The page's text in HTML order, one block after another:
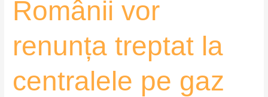
Românii vor
renunța treptat la
centralele pe gaz
iar
combustibilii
vor
–
VoxQub